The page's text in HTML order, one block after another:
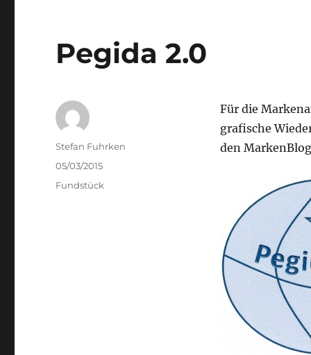
Pegida 2.0
Für die
grafische
den
Author
Stefan Fuhrken
Posted
05/03/2015
Categories
Fundstück